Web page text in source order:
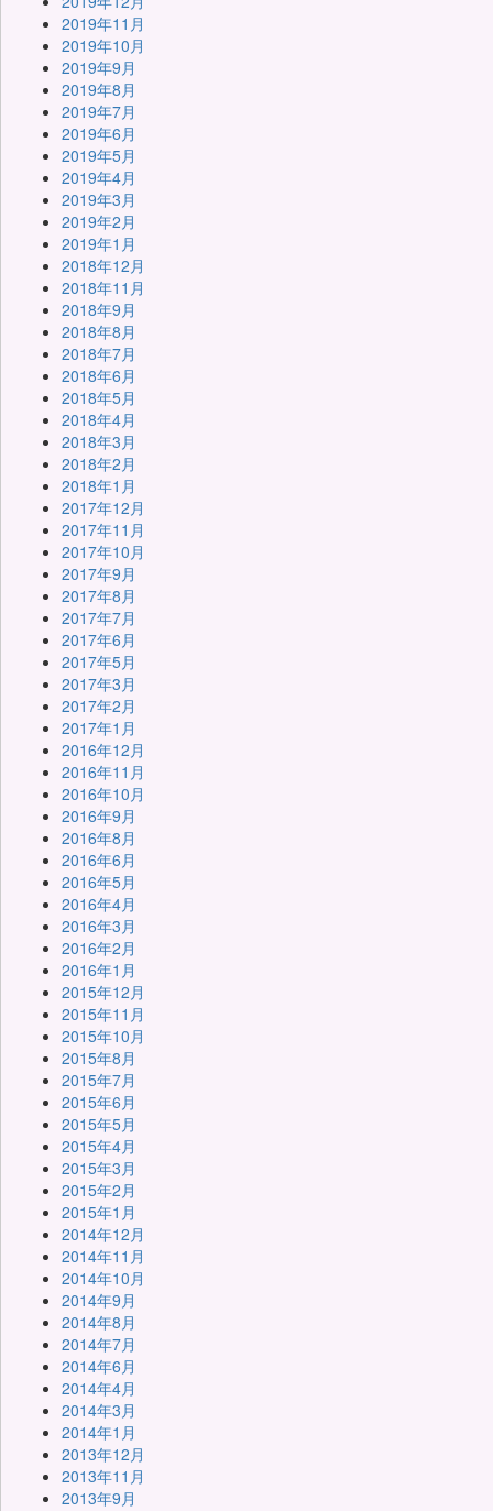
2019年11月
2019年10月
2019年9月
2019年8月
2019年7月
2019年6月
2019年5月
2019年4月
2019年3月
2019年2月
2019年1月
2018年12月
2018年11月
2018年9月
2018年8月
2018年7月
2018年6月
2018年5月
2018年4月
2018年3月
2018年2月
2018年1月
2017年12月
2017年11月
2017年10月
2017年9月
2017年8月
2017年7月
2017年6月
2017年5月
2017年3月
2017年2月
2017年1月
2016年12月
2016年11月
2016年10月
2016年9月
2016年8月
2016年6月
2016年5月
2016年4月
2016年3月
2016年2月
2016年1月
2015年12月
2015年11月
2015年10月
2015年8月
2015年7月
2015年6月
2015年5月
2015年4月
2015年3月
2015年2月
2015年1月
2014年12月
2014年11月
2014年10月
2014年9月
2014年8月
2014年7月
2014年6月
2014年4月
2014年3月
2014年1月
2013年12月
2013年11月
2013年9月